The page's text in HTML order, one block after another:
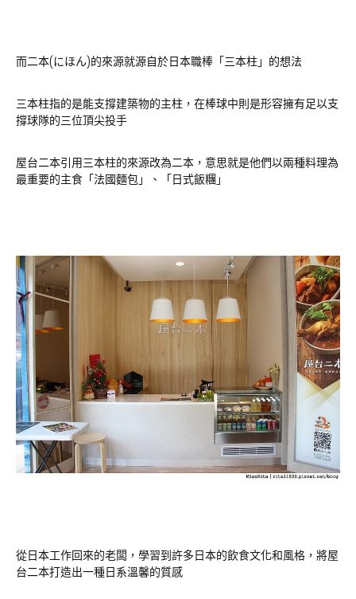
而二本(にほん)的來源就源自於日本職棒「三本柱」的想法
三本柱指的是能支撐建築物的主柱，在棒球中則是形容擁有足以支
撐球隊的三位頂尖投手
屋台二本引用三本柱的來源改為二本，意思就是他們以兩種料理為
最重要的主食「法國麵包」、「日式飯糰」
從日本工作回來的老闆，學習到許多日本的飲食文化和風格，將屋
台二本打造出一種日系溫馨的質感